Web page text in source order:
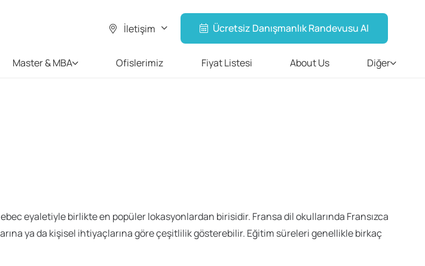
İletişim Ücretsiz Danışmanlık Randevusu Al
Master & MBA Ofislerimiz Fiyat Listesi About Us Diğer
eyaletiyle birlikte en popüler lokasyonlardan birisidir. Fransa dil okullarında Fransızca
ya da kişisel ihtiyaçlarına göre çeşitlilik gösterebilir. Eğitim süreleri genellikle birkaç